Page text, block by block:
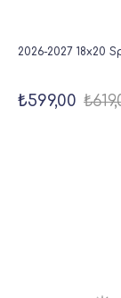
2026-2027 18x20
₺599,00